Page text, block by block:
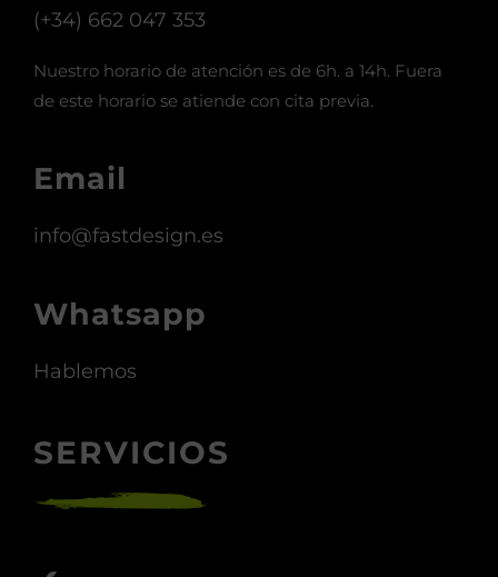
(+34) 662 047 353
Nuestro horario de atención es de 6h. a 14h. Fuera
de este horario se atiende con cita previa.
Email
info@fastdesign.es
Whatsapp
Hablemos
SERVICIOS